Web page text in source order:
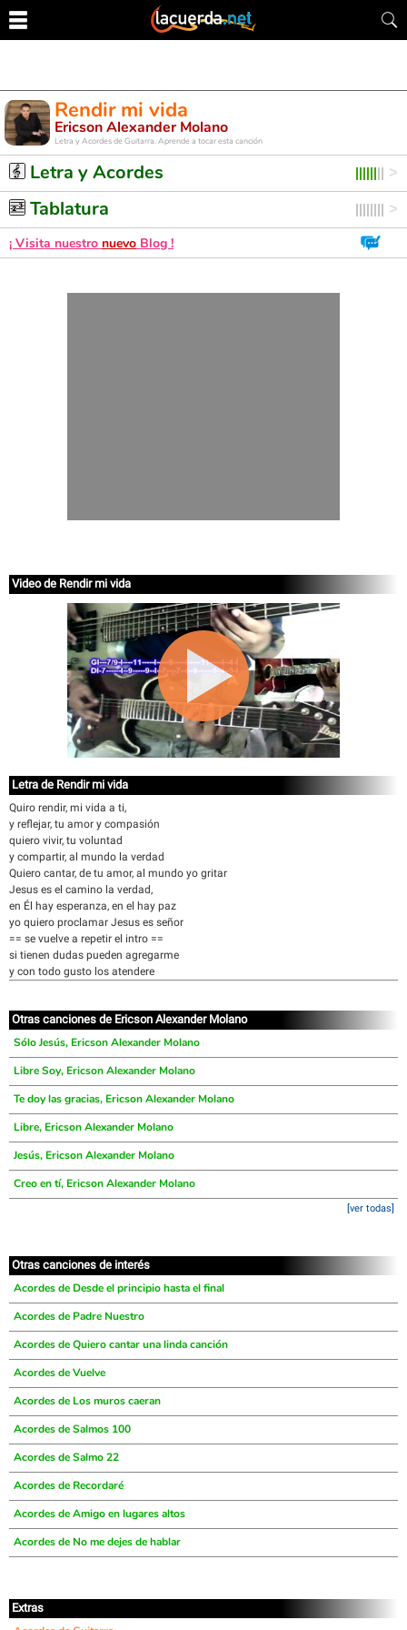
Rendir mi vida
Ericson Alexander Molano
Letra y Acordes de Guitarra. Aprende a tocar esta canción
Letra y Acordes
Tablatura
¡ Visita nuestro nuevo Blog !
Video de Rendir mi vida
Letra de Rendir mi vida
Quiro rendir, mi vida a ti,
y reflejar, tu amor y compasión
quiero vivir, tu voluntad
y compartir, al mundo la verdad
Quiero cantar, de tu amor, al mundo yo gritar
Jesus es el camino la verdad,
en Él hay esperanza, en el hay paz
yo quiero proclamar Jesus es señor
== se vuelve a repetir el intro ==
si tienen dudas pueden agregarme
y con todo gusto los atendere
Otras canciones de Ericson Alexander Molano
Sólo Jesús, Ericson Alexander Molano
Libre Soy, Ericson Alexander Molano
Te doy las gracias, Ericson Alexander Molano
Libre, Ericson Alexander Molano
Jesús, Ericson Alexander Molano
Creo en tí, Ericson Alexander Molano
[ver todas]
Otras canciones de interés
Acordes de Desde el principio hasta el final
Acordes de Padre Nuestro
Acordes de Quiero cantar una linda canción
Acordes de Vuelve
Acordes de Los muros caeran
Acordes de Salmos 100
Acordes de Salmo 22
Acordes de Recordaré
Acordes de Amigo en lugares altos
Acordes de No me dejes de hablar
Extras